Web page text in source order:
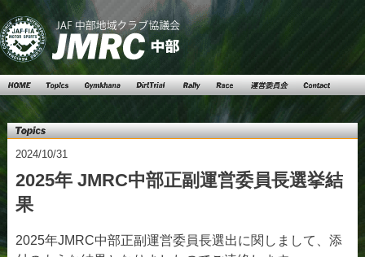
Top TopicsGymkhanaDartTrialRally Race運営委員Contact
Topics
2024/10/31
2025年 JMRC中部正副運営委員長選挙結
果
2025年JMRC中部正副運営委員長選出に関しまして、添